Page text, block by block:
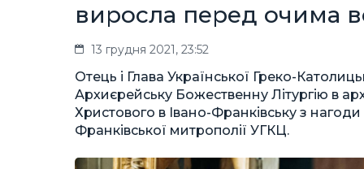
виросла перед очима
13 грудня 2021, 23:52
Отець і Глава Української Греко-
Архиєрейську Божественну Літургію в
Христового в Івано-Франківську з
Франківської митрополії УГКЦ.